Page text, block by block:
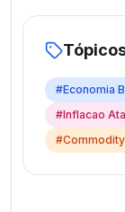
#Economia
#Inflacao
#Commodity